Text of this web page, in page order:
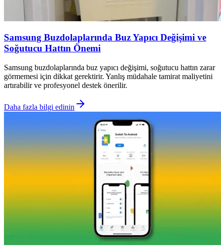
Samsung Buzdolaplarında Buz Yapıcı Değişimi ve
Soğutucu Hattın Önemi
Samsung buzdolaplarında buz yapıcı değişimi, soğutucu hattın zarar
görmemesi için dikkat gerektirir. Yanlış müdahale tamirat maliyetini
artırabilir ve profesyonel destek önerilir.
Daha fazla bilgi edinin